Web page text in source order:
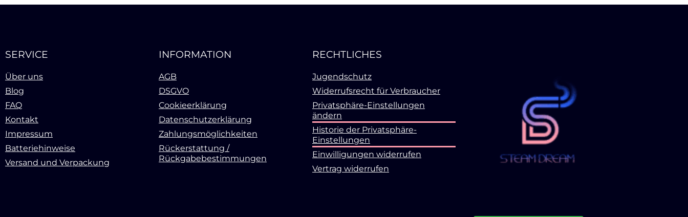
SERVICE
Über uns
Blog
FAQ
Kontakt
Impressum
Batteriehinweise
Versand und Verpackung
INFORMATION
AGB
DSGVO
Cookieerklärung
Datenschutzerklärung
Zahlungsmöglichkeiten
Rückerstattung /
Rückgabebestimmungen
RECHTLICHES
Jugendschutz
Widerrufsrecht für Verbraucher
Privatsphäre-Einstellungen
ändern
Historie der Privatsphäre-
Einstellungen
Einwilligungen widerrufen
Vertrag widerrufen